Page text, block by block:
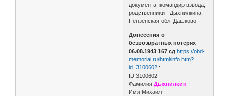
документа: командир взвода,
родственники - Дыхнилкина,
Пензенская обл. Дашково,
Донесения о
безвозвратных потерях
06.08.1943 167 сд https://obd-
memorial.ru/html/info.htm?
id=3100602 :
ID 3100602
ФамилияДыхнилкин
Имя Михаил